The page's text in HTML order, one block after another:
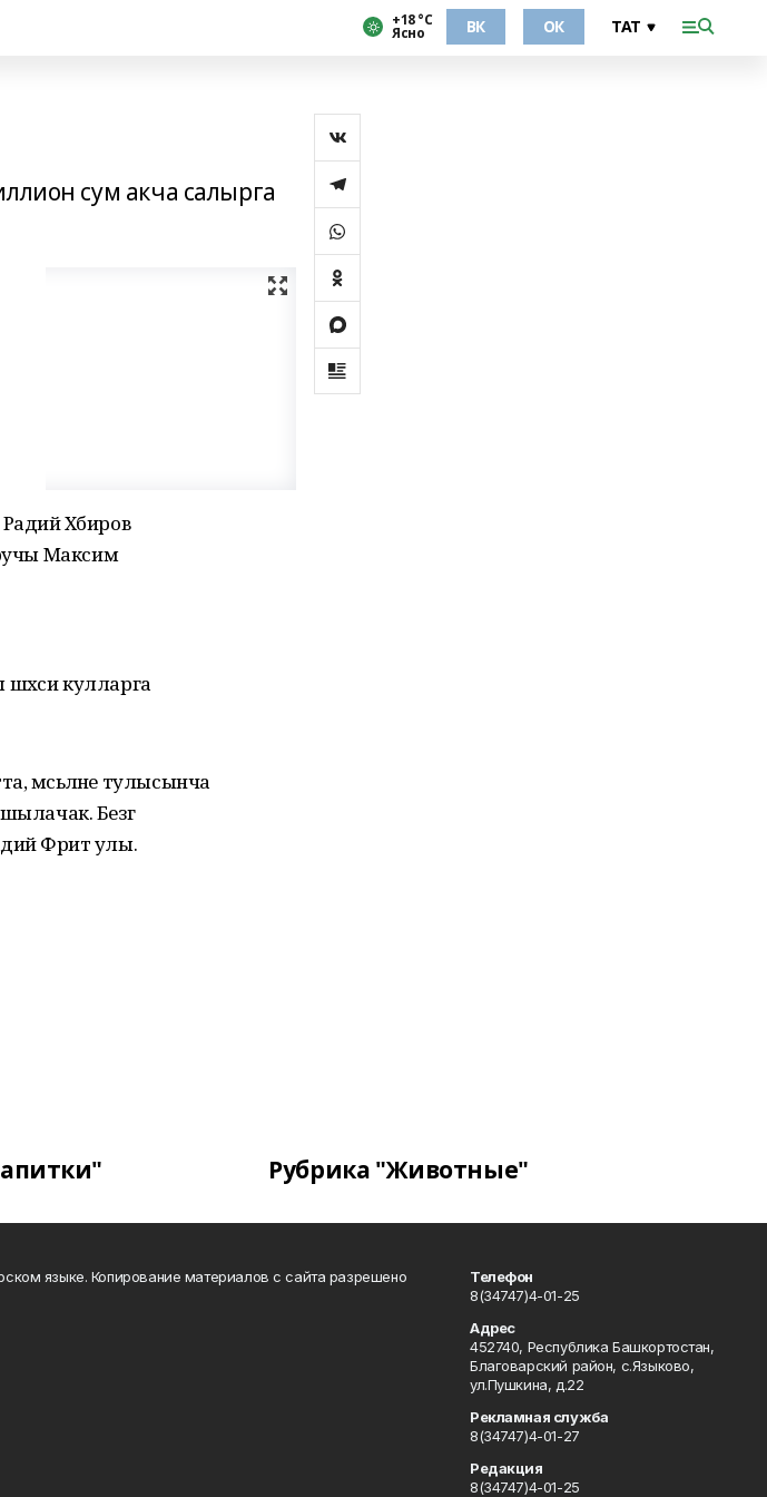
+18 °С
Ясно ВК ОК
сум акча салырга
Хәбиров
Максим
кулларга
мәсьәләне тулысынча
Безгә
Фәрит улы.
Рубрика "Животные"
языке. Копирование материалов с сайта разрешено
Телефон
8(34747)4-01-25
Адрес
452740, Республика Башкортостан,
Благоварский район, с.Языково,
ул.Пушкина, д.22
Рекламная служба
8(34747)4-01-27
Редакция
8(34747)4-01-25